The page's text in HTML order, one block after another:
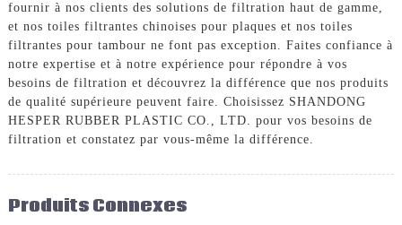
fournir à nos clients des solutions de filtration haut de gamme,
et nos toiles filtrantes chinoises pour plaques et nos toiles
filtrantes pour tambour ne font pas exception. Faites confiance à
notre expertise et à notre expérience pour répondre à vos
besoins de filtration et découvrez la différence que nos produits
de qualité supérieure peuvent faire. Choisissez SHANDONG
HESPER RUBBER PLASTIC CO., LTD. pour vos besoins de
filtration et constatez par vous-même la différence.
Produits Connexes